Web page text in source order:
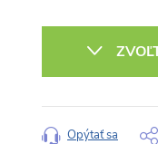
Opýtať sa